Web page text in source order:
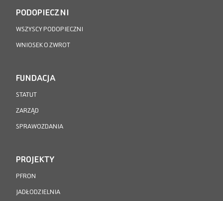
PODOPIECZNI
WSZYSCY PODOPIECZNI
WNIOSEK O ZWROT
FUNDACJA
STATUT
ZARZĄD
SPRAWOZDANIA
PROJEKTY
PFRON
JADŁODZIELNIA